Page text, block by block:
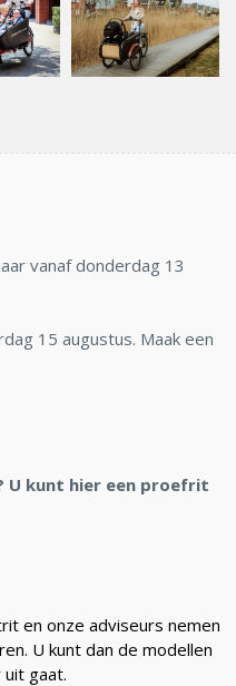
vanaf donderdag 13
15 augustus. Maak een
U kunt hier een proefrit
en onze adviseurs nemen
U kunt dan de modellen
gaat.